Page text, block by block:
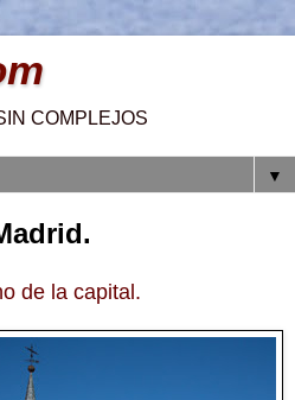
COMPLEJOS
▼
de la capital.